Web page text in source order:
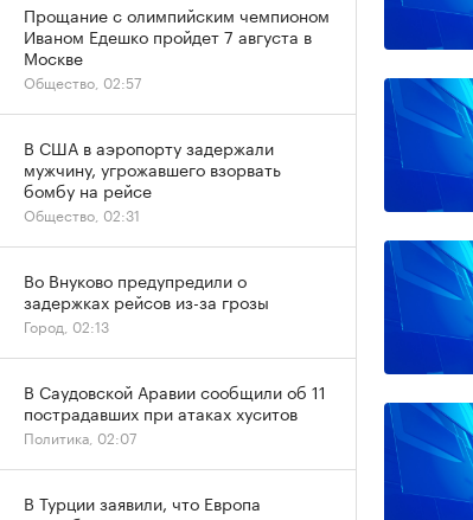
Прощание с олимпийским чемпионом
Иваном Едешко пройдет 7 августа в
Москве
Общество, 02:57
В США в аэропорту задержали
мужчину, угрожавшего взорвать
бомбу на рейсе
Общество, 02:31
Во Внуково предупредили о
задержках рейсов из-за грозы
Город, 02:13
В Саудовской Аравии сообщили об 11
пострадавших при атаках хуситов
Политика, 02:07
В Турции заявили, что Европа